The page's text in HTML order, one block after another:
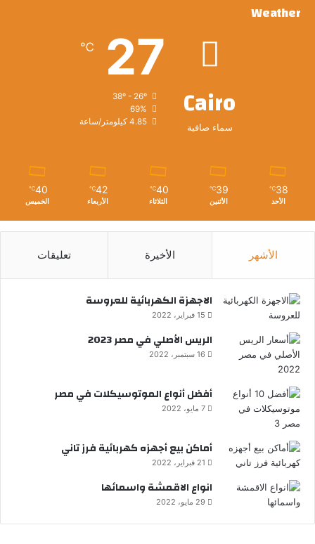
Weather
Cairo
سماء صافية
27
℃
38º - 26º
69%
4.85 كيلومتر/ساعة
38
℃
الأحد
39
℃
الأثنين
40
℃
الثلاثاء
42
℃
الأربعاء
40
℃
الخميس
الأشهر الأخيرة تعليقات
الاجهزة الكهربائية للعروسة
15 فبراير، 2022
الريس الأصلي في مصر 2023
16 سبتمبر، 2022
أفضل أنواع الموتوسيكلات في مصر
7 مايو، 2022
أماكن بيع أجهزه كهربائية فرز تاني
21 فبراير، 2022
انواع الاقمشة واسمائها
29 مايو، 2022